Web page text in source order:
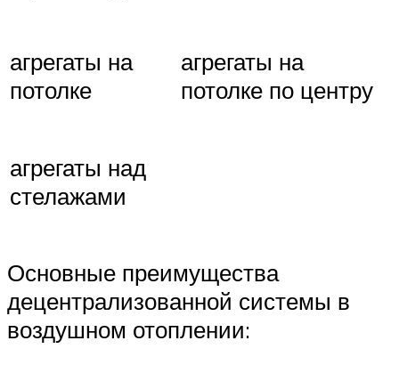
агрегаты на
потолке
агрегаты на
потолке по центру
агрегаты над
стелажами
Основные преимущества
децентрализованной системы в
воздушном отоплении: